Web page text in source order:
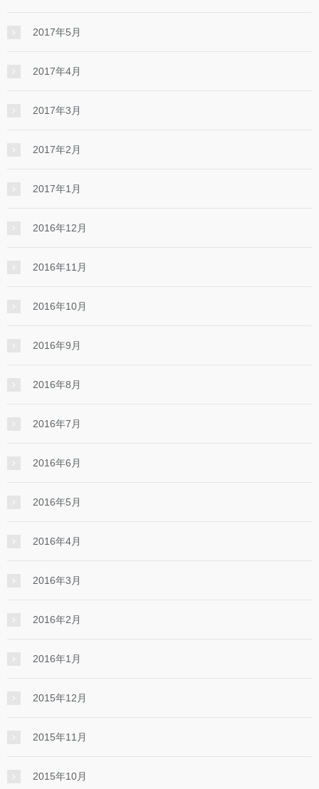
2017年5月
2017年4月
2017年3月
2017年2月
2017年1月
2016年12月
2016年11月
2016年10月
2016年9月
2016年8月
2016年7月
2016年6月
2016年5月
2016年4月
2016年3月
2016年2月
2016年1月
2015年12月
2015年11月
2015年10月